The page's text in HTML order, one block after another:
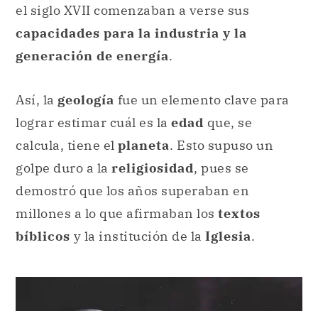
Así, lageologíafue un elemento clave para
lograr estimar cuál es laedadque, se
calcula, tiene elplaneta. Esto supuso un
demostró que los años superaban en
millones a lo que afirmaban lostextos
bíblicosy la institución de la Iglesia.